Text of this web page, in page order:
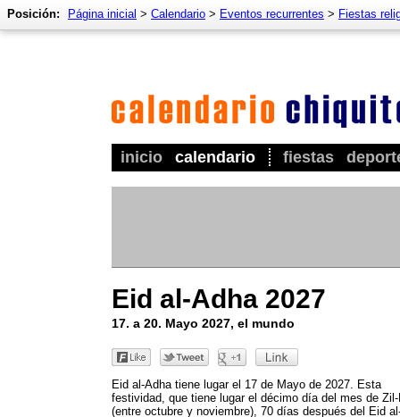
inicio calendario fiestas
Posición: Página inicial > Calendario > Eventos recurrentes > Fiestas
Eid al-Adha 2027
17. a 20. Mayo 2027, el mundo
Eid al-Adha tiene lugar el 17 de Mayo de 2027. Esta
festividad, que tiene lugar el décimo día del mes de Zil-
(entre octubre y noviembre), 70 días después del Eid